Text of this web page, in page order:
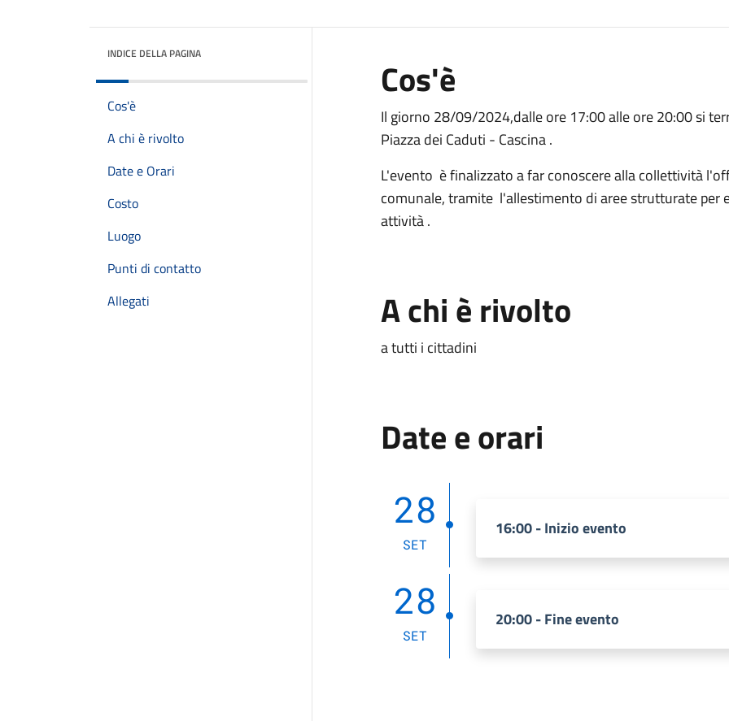
INDICE DELLA PAGINA
Cos'è
A chi è rivolto
Date e Orari
Costo
Luogo
Punti di contatto
Allegati
Cos'è
Il giorno 28/09/2024,dalle ore 17:00 alle ore 20:00 si
Piazza dei Caduti - Cascina .
L'evento è finalizzato a far conoscere alla collettività
comunale, tramite l'allestimento di aree strutturate
attività .
A chi è rivolto
a tutti i cittadini
Date e orari
28
SET
16:00 - Inizio evento
28
SET
20:00 - Fine evento